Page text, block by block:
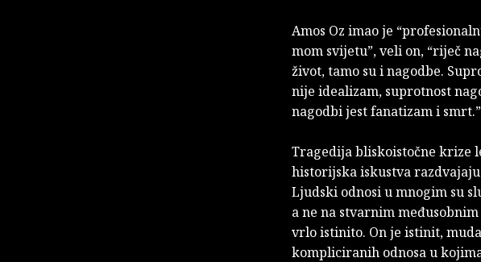
Amos Oz imao je
mom svijetu”, veli on, “riječ
život, tamo su i nagodbe.
nije idealizam, suprotnost
nagodbi jest fanatizam i smrt.”
Tragedija bliskoistočne krize
historijska iskustva
Ljudski odnosi u mnogim su
a ne na stvarnim
vrlo istinito. On je istinit,
kompliciranih odnosa u